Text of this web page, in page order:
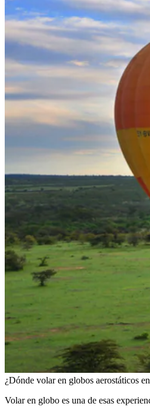
¿Dónde volar en globos aerostáticos
Volar en globo es una de esas